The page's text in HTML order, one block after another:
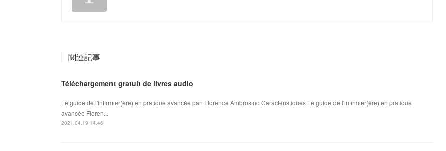
関連記事
Téléchargement gratuit de livres audio
Le guide de l'infirmier(ère) en pratique avancée pan Florence Ambrosino Caractéristiques Le guide de l'infirmier(ère) en pratique
avancée Floren...
2021.04.19 14:46